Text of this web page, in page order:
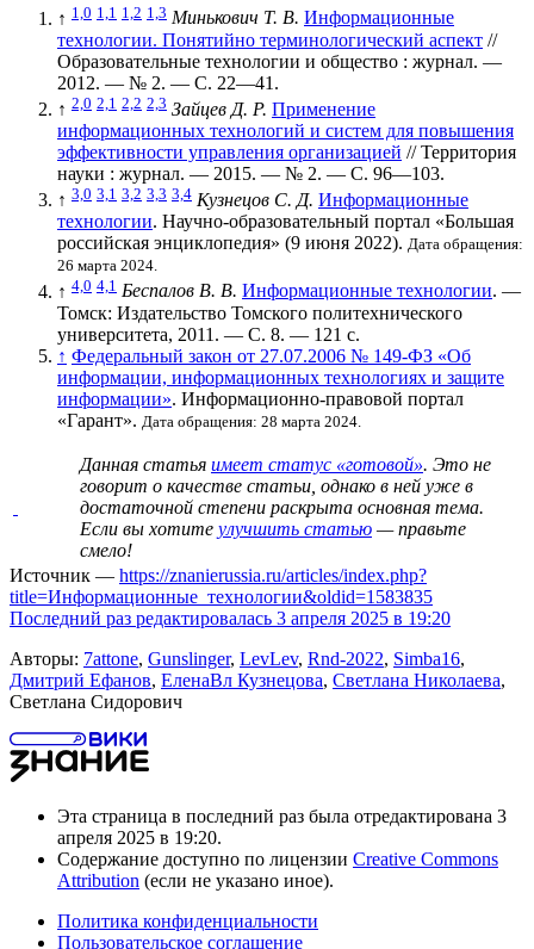
↑ 1,0 1,1 1,2 1,3 Минькович Т. В. Информационные
технологии. Понятийно терминологический аспект //
Образовательные технологии и общество : журнал. —
2012. — № 2. — С. 22—41 .
↑ 2,0 2,1 2,2 2,3 Зайцев Д. Р. Применение
информационных технологий и систем для повышения
эффективности управления организацией // Территория
науки : журнал. — 2015. — № 2. — С. 96—103.
↑ 3,0 3,1 3,2 3,3 3,4 Кузнецов С. Д. Информационные
технологии. Научно-образовательный портал «Большая
российская энциклопедия» (9 июня 2022). Дата обращения:
26 марта 2024.
↑ 4,0 4,1 Беспалов В. В. Информационные технологии. —
Томск: Издательство Томского политехнического
университета, 2011. — С. 8. — 121 с.
↑ Федеральный закон от 27.07.2006 № 149-ФЗ «Об
информации, информационных технологиях и защите
информации». Информационно-правовой портал
«Гарант». Дата обращения: 28 марта 2024.
Данная статья имеет статус «готовой». Это не
говорит о качестве статьи , однако в ней уже в
достаточной степени раскрыта основная тема.
Если вы хотите улучшить статью — правьте
смело!
Источник — https://znanierussia.ru/articles/index.php?
title=Информационные_технологии&oldid=1583835
Последний раз редактировалась 3 апреля 2025 в 19:20
Авторы: 7attone, Gunslinger, LevLev, Rnd-2022, Simba16,
Дмитрий Ефанов, ЕленаВл Кузнецова, Светлана Николаева,
Светлана Сидорович
Эта страница в последний раз была отредактирована 3
апреля 2025 в 19:20.
Содержание доступно по лицензии Creative Commons
Attribution (если не указано иное).
Политика конфиденциальности
Пользовательское соглашение